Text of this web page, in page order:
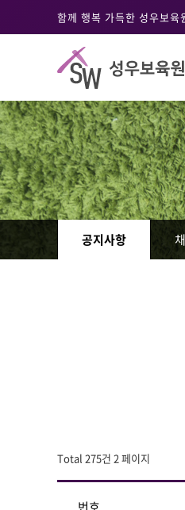
함께 행복 가득한 성우보육
공지사항
Total 275건 2 페이지